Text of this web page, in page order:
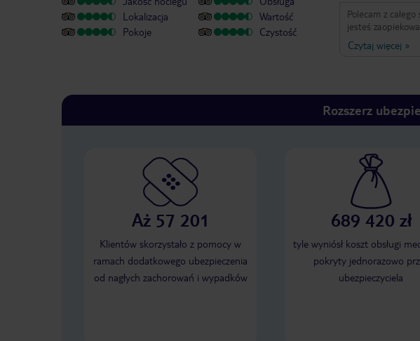
Lokalizacja
Pokoje
Wartość
Czystość
Polecam z
jesteś
życzliwa i
recepcji do pań i
Czytaj więcej »
Rozszerz
Aż 57 201
Klientów skorzystało z pomocy w
ramach dodatkowego ubezpieczenia
od nagłych zachorowań i wypadków
689 420 zł
tyle wyniósł koszt obsługi
pokryty jednorazowo
ubezpieczyciela